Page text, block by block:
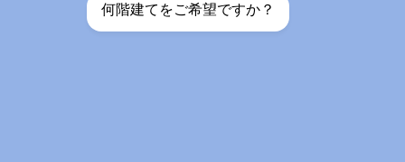
何階建てをご希望ですか？